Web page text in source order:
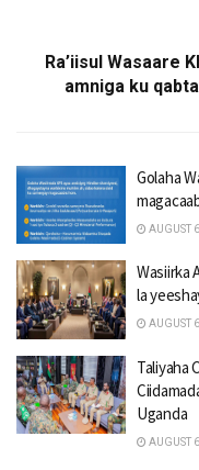
Ra’iisul Wasaare
amniga ku
Golaha
AUGUST
Wasiirka
la
AUGUST
Taliyaha
Uganda
AUGUST